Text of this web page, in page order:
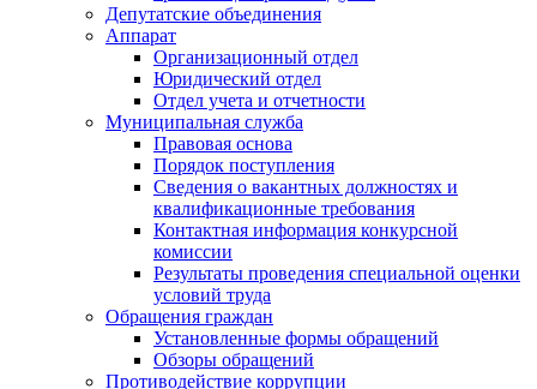
Депутатские объединения
Аппарат
Организационный отдел
Юридический отдел
Отдел учета и отчетности
Муниципальная служба
Правовая основа
Порядок поступления
Сведения о вакантных должностях и
квалификационные требования
Контактная информация конкурсной
комиссии
Результаты проведения специальной оценки
условий труда
Обращения граждан
Установленные формы обращений
Обзоры обращений
Противодействие коррупции